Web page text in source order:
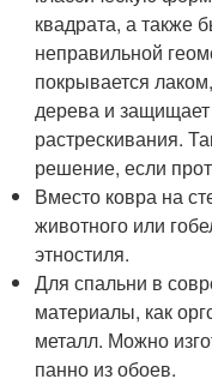
квадрата, а также
неправильной
покрывается
дерева и защищает
растрескивания.
решение, если
Вместо ковра на
животного или
этностиля.
Для спальни в
материалы, как
металл. Можно
панно из обоев.